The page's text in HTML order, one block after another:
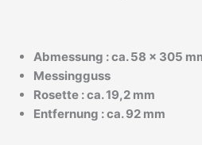
Abmessung : ca. 58 x 305
Messingguss
Rosette : ca. 19,2 mm
Entfernung : ca. 92 mm